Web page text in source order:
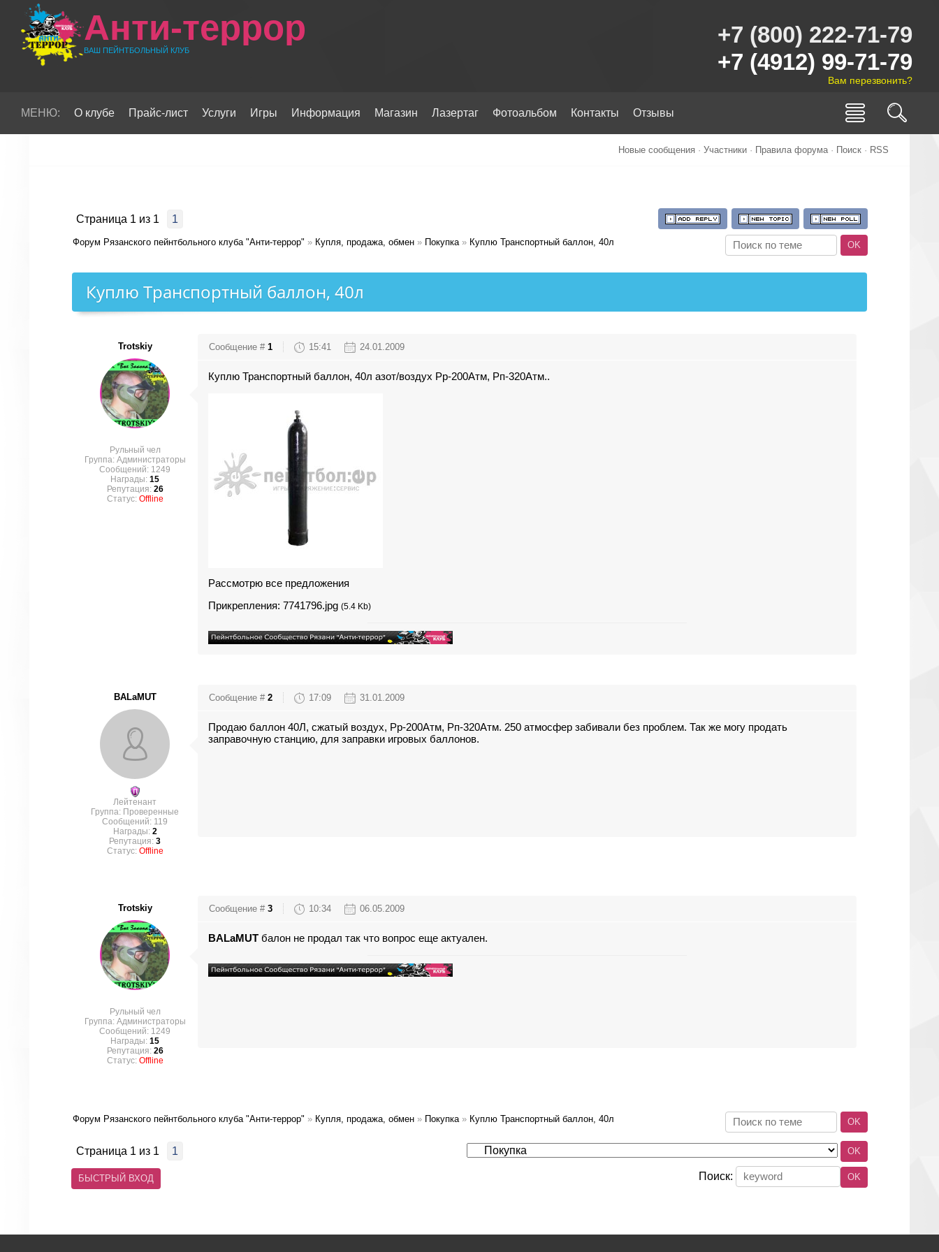
Анти-террор
ВАШ ПЕЙНТБОЛЬНЫЙ КЛУБ
+7 (800) 222-71-79
+7 (4912) 99-71-79
Вам перезвонить?
МЕНЮ: О клубе Прайс-лист Услуги Игры Информация Магазин Лазертаг Фотоальбом Контакты Отзывы
Новые сообщения · Участники · Правила форума· Поиск · RSS
Страница 1 из 1 1
Форум Рязанского пейнтбольного клуба "Анти-террор" » Купля, продажа, обмен » Покупка » Куплю Транспортный баллон, 40л
Куплю Транспортный баллон, 40л
Trotskiy
Рульный чел
Группа: Администраторы
Сообщений: 1249
Награды: 15
Репутация: 26
Статус: Offline
Сообщение # 1 15:41 24.01.2009
Куплю Транспортный баллон, 40л азот/воздух Рр-200Атм, Рп-320Атм..
Рассмотрю все предложения
Прикрепления: 7741796.jpg (5.4 Kb)
BALaMUT
Лейтенант
Группа: Проверенные
Сообщений: 119
Награды: 2
Репутация: 3
Статус: Offline
Сообщение # 2 17:09 31.01.2009
Продаю баллон 40Л, сжатый воздух, Рр-200Атм, Рп-320Атм. 250 атмосфер забивали без проблем. Так же могу продать
заправочную станцию, для заправки игровых баллонов.
Trotskiy
Рульный чел
Группа: Администраторы
Сообщений: 1249
Награды: 15
Репутация: 26
Статус: Offline
Сообщение # 3 10:34 06.05.2009
BALaMUT балон не продал так что вопрос еще актуален.
Форум Рязанского пейнтбольного клуба "Анти-террор" » Купля, продажа, обмен » Покупка » Куплю Транспортный баллон, 40л
Страница 1 из 1 1
Поиск: